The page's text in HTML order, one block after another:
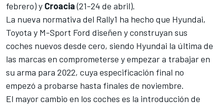
febrero) y Croacia(21-24 de abril).
La nueva normativa del Rally1 ha hecho que Hyundai,
Toyota y M-Sport Ford diseñen y construyan sus
coches nuevos desde cero, siendo Hyundai la última de
las marcas en comprometerse y empezar a trabajar en
su arma para 2022, cuya especificación final no
empezó a probarse hasta finales de noviembre.
El mayor cambio en los coches es la introducción de